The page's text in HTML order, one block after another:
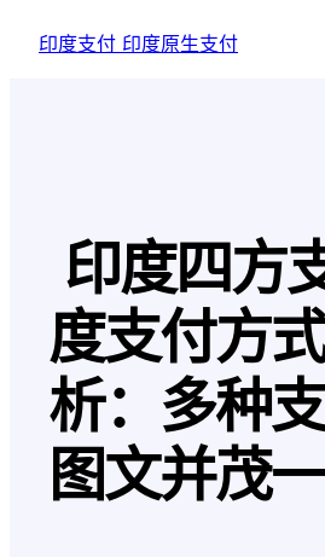
印度支付 印度原生支付
印度四方
度支付方
析：多种
图文并茂